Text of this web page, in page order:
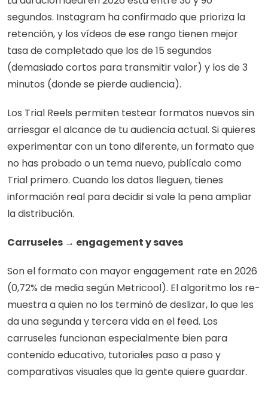
segundos. Instagram ha confirmado que prioriza la
retención, y los vídeos de ese rango tienen mejor
tasa de completado que los de 15 segundos
(demasiado cortos para transmitir valor) y los de 3
minutos (donde se pierde audiencia).
Los Trial Reels permiten testear formatos nuevos sin
arriesgar el alcance de tu audiencia actual. Si quieres
experimentar con un tono diferente, un formato que
no has probado o un tema nuevo, publícalo como
Trial primero. Cuando los datos lleguen, tienes
información real para decidir si vale la pena ampliar
la distribución.
Carruseles → engagement y saves
Son el formato con mayor engagement rate en 2026
(0,72% de media según Metricool). El algoritmo los re-
muestra a quien no los terminó de deslizar, lo que les
da una segunda y tercera vida en el feed. Los
carruseles funcionan especialmente bien para
contenido educativo, tutoriales paso a paso y
comparativas visuales que la gente quiere guardar.